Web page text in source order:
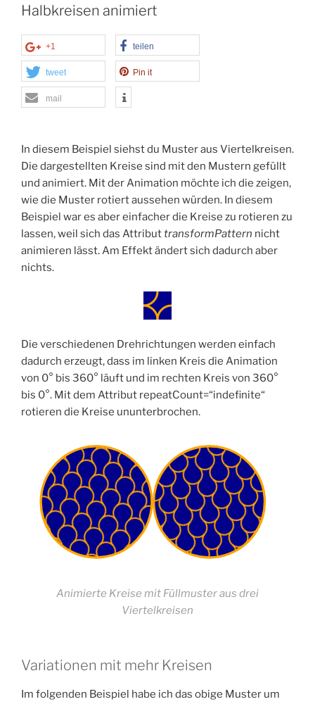
Halbkreisen animiert
+1 teilen
tweet Pin it
mail
In diesem Beispiel siehst du Muster aus Viertelkreisen.
Die dargestellten Kreise sind mit den Mustern gefüllt
und animiert. Mit der Animation möchte ich die zeigen,
wie die Muster rotiert aussehen würden. In diesem
Beispiel war es aber einfacher die Kreise zu rotieren zu
lassen, weil sich das AttributtransformPattern nicht
animieren lässt. Am Effekt ändert sich dadurch aber
nichts.
Die verschiedenen Drehrichtungen werden einfach
dadurch erzeugt, dass im linken Kreis die Animation
von 0° bis 360° läuft und im rechten Kreis von 360°
bis 0°. Mit dem Attribut repeatCount=“indefinite“
rotieren die Kreise ununterbrochen.
Animierte Kreise mit Füllmuster aus drei
Viertelkreisen
Variationen mit mehr Kreisen
Im folgenden Beispiel habe ich das obige Muster um